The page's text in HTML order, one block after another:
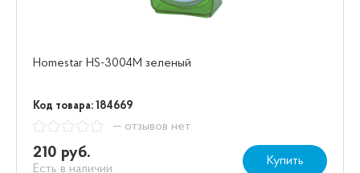
Homestar HS-3004М зеленый
Код товара: 184669
— отзывов нет
210 руб.
Есть в наличии
Купить